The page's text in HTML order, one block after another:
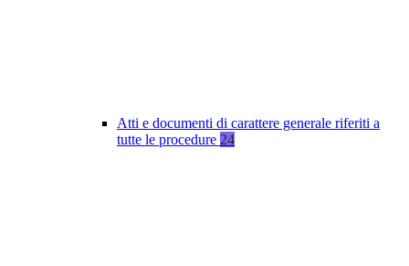
Atti e documenti di carattere generale riferiti a
tutte le procedure 24